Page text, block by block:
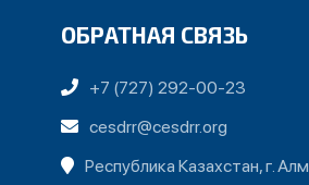
ОБРАТНАЯ СВЯЗЬ
+7 (727) 292-00-23
cesdrr@cesdrr.org
Республика Казахстан, г.